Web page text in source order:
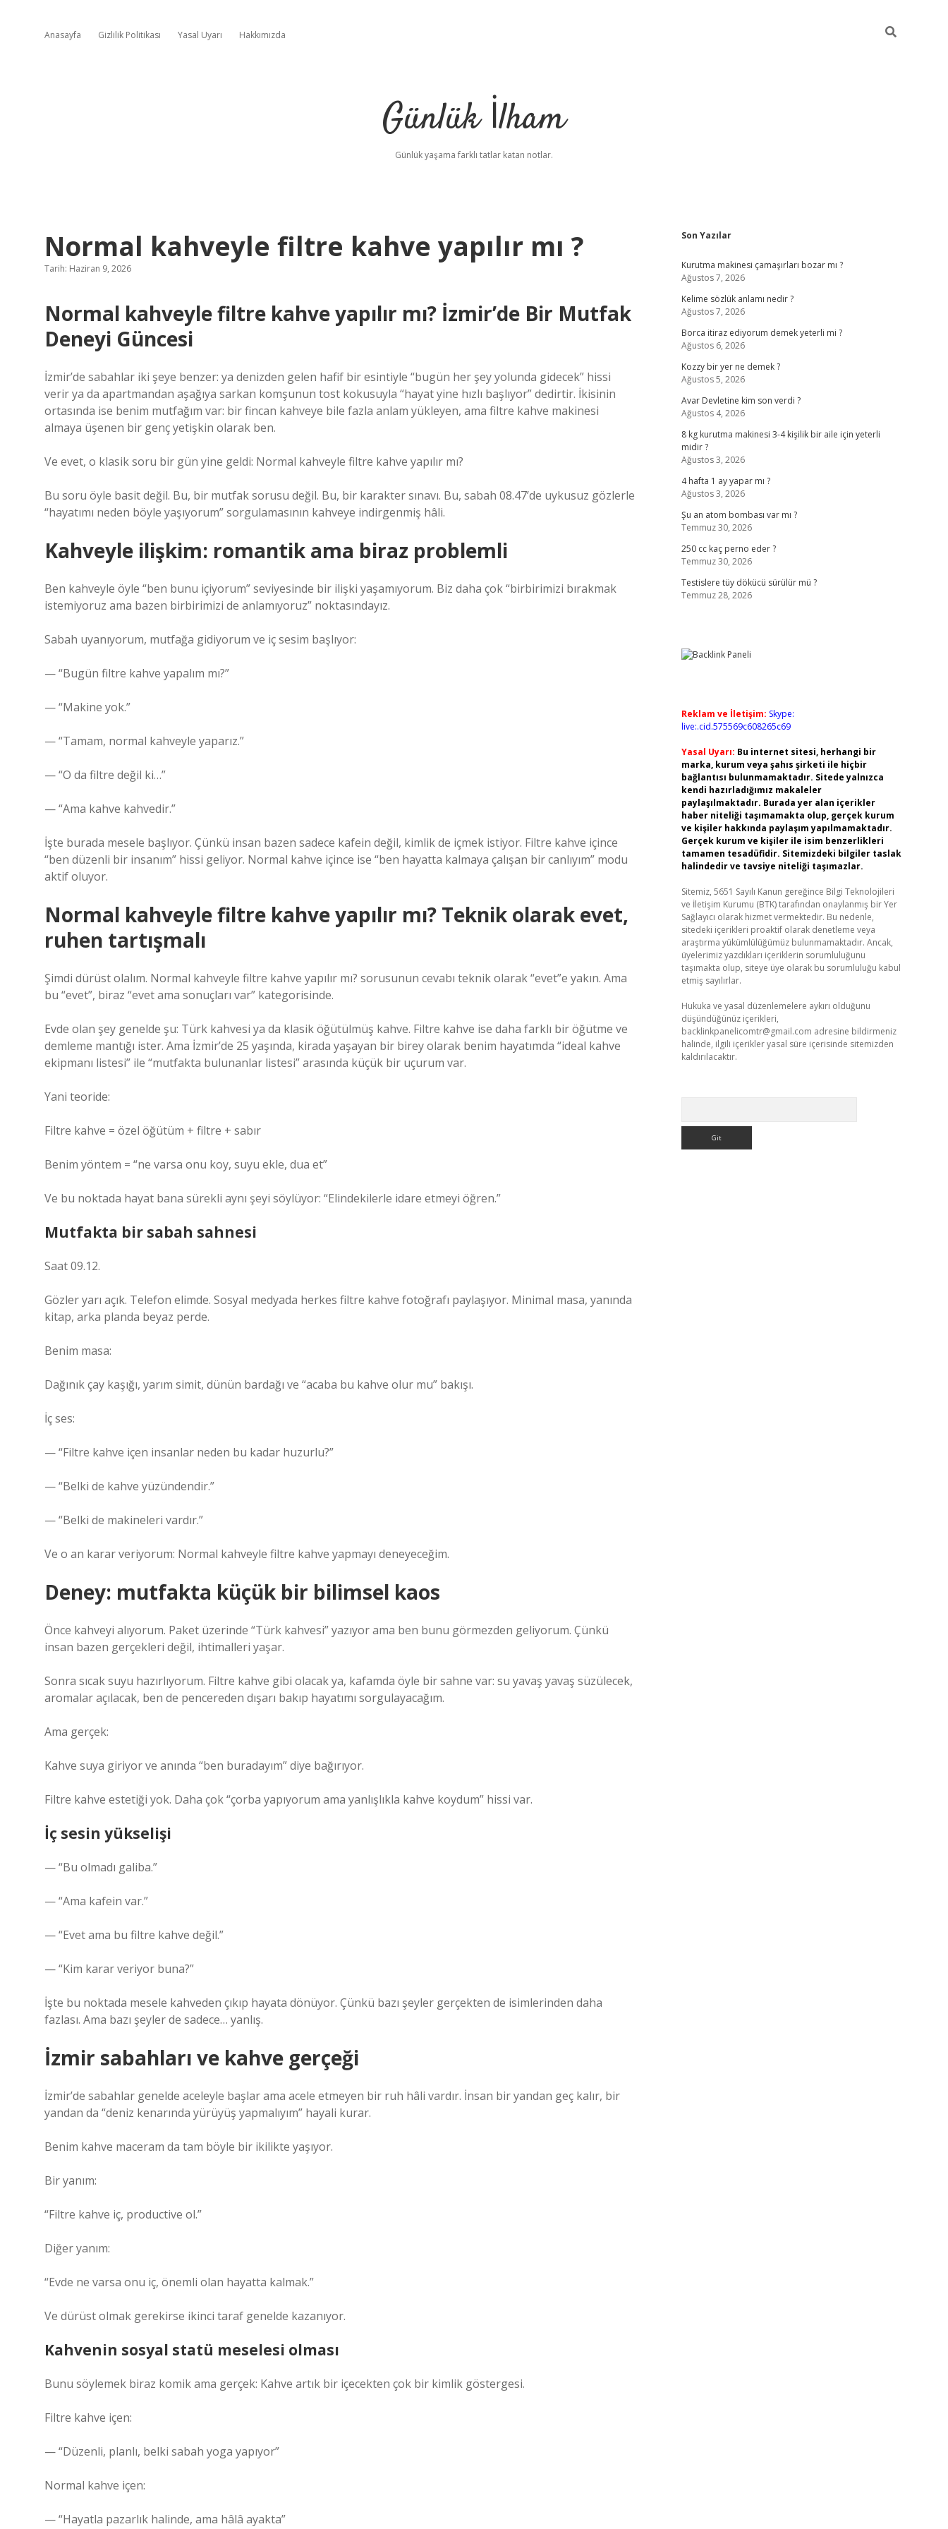
Anasayfa Gizlilik Politikası Yasal Uyarı Hakkımızda
Günlük İlham
Günlük yaşama farklı tatlar katan notlar.
Normal kahveyle filtre kahve yapılır mı ?
Tarih: Haziran 9, 2026
Normal kahveyle filtre kahve yapılır mı? İzmir’de Bir Mutfak
Deneyi Güncesi
İzmir’de sabahlar iki şeye benzer: ya denizden gelen hafif bir esintiyle “bugün her şey yolunda gidecek” hissi
verir ya da apartmandan aşağıya sarkan komşunun tost kokusuyla “hayat yine hızlı başlıyor” dedirtir. İkisinin
ortasında ise benim mutfağım var: bir fincan kahveye bile fazla anlam yükleyen, ama filtre kahve makinesi
almaya üşenen bir genç yetişkin olarak ben.
Ve evet, o klasik soru bir gün yine geldi: Normal kahveyle filtre kahve yapılır mı?
Bu soru öyle basit değil. Bu, bir mutfak sorusu değil. Bu, bir karakter sınavı. Bu, sabah 08.47’de uykusuz gözlerle
“hayatımı neden böyle yaşıyorum” sorgulamasının kahveye indirgenmiş hâli.
Kahveyle ilişkim: romantik ama biraz problemli
Ben kahveyle öyle “ben bunu içiyorum” seviyesinde bir ilişki yaşamıyorum. Biz daha çok “birbirimizi bırakmak
istemiyoruz ama bazen birbirimizi de anlamıyoruz” noktasındayız.
Sabah uyanıyorum, mutfağa gidiyorum ve iç sesim başlıyor:
— “Bugün filtre kahve yapalım mı?”
— “Makine yok.”
— “Tamam, normal kahveyle yaparız.”
— “O da filtre değil ki…”
— “Ama kahve kahvedir.”
İşte burada mesele başlıyor. Çünkü insan bazen sadece kafein değil, kimlik de içmek istiyor. Filtre kahve içince
“ben düzenli bir insanım” hissi geliyor. Normal kahve içince ise “ben hayatta kalmaya çalışan bir canlıyım” modu
aktif oluyor.
Normal kahveyle filtre kahve yapılır mı? Teknik olarak evet,
ruhen tartışmalı
Şimdi dürüst olalım. Normal kahveyle filtre kahve yapılır mı? sorusunun cevabı teknik olarak “evet”e yakın. Ama
bu “evet”, biraz “evet ama sonuçları var” kategorisinde.
Evde olan şey genelde şu: Türk kahvesi ya da klasik öğütülmüş kahve. Filtre kahve ise daha farklı bir öğütme ve
demleme mantığı ister. Ama İzmir’de 25 yaşında, kirada yaşayan bir birey olarak benim hayatımda “ideal kahve
ekipmanı listesi” ile “mutfakta bulunanlar listesi” arasında küçük bir uçurum var.
Yani teoride:
Filtre kahve = özel öğütüm + filtre + sabır
Benim yöntem = “ne varsa onu koy, suyu ekle, dua et”
Ve bu noktada hayat bana sürekli aynı şeyi söylüyor: “Elindekilerle idare etmeyi öğren.”
Mutfakta bir sabah sahnesi
Saat 09.12.
Gözler yarı açık. Telefon elimde. Sosyal medyada herkes filtre kahve fotoğrafı paylaşıyor. Minimal masa, yanında
kitap, arka planda beyaz perde.
Benim masa:
Dağınık çay kaşığı, yarım simit, dünün bardağı ve “acaba bu kahve olur mu” bakışı.
İç ses:
— “Filtre kahve içen insanlar neden bu kadar huzurlu?”
— “Belki de kahve yüzündendir.”
— “Belki de makineleri vardır.”
Ve o an karar veriyorum: Normal kahveyle filtre kahve yapmayı deneyeceğim.
Deney: mutfakta küçük bir bilimsel kaos
Önce kahveyi alıyorum. Paket üzerinde “Türk kahvesi” yazıyor ama ben bunu görmezden geliyorum. Çünkü
insan bazen gerçekleri değil, ihtimalleri yaşar.
Sonra sıcak suyu hazırlıyorum. Filtre kahve gibi olacak ya, kafamda öyle bir sahne var: su yavaş yavaş süzülecek,
aromalar açılacak, ben de pencereden dışarı bakıp hayatımı sorgulayacağım.
Ama gerçek:
Kahve suya giriyor ve anında “ben buradayım” diye bağırıyor.
Filtre kahve estetiği yok. Daha çok “çorba yapıyorum ama yanlışlıkla kahve koydum” hissi var.
İç sesin yükselişi
— “Bu olmadı galiba.”
— “Ama kafein var.”
— “Evet ama bu filtre kahve değil.”
— “Kim karar veriyor buna?”
İşte bu noktada mesele kahveden çıkıp hayata dönüyor. Çünkü bazı şeyler gerçekten de isimlerinden daha
fazlası. Ama bazı şeyler de sadece… yanlış.
İzmir sabahları ve kahve gerçeği
İzmir’de sabahlar genelde aceleyle başlar ama acele etmeyen bir ruh hâli vardır. İnsan bir yandan geç kalır, bir
yandan da “deniz kenarında yürüyüş yapmalıyım” hayali kurar.
Benim kahve maceram da tam böyle bir ikilikte yaşıyor.
Bir yanım:
“Filtre kahve iç, productive ol.”
Diğer yanım:
“Evde ne varsa onu iç, önemli olan hayatta kalmak.”
Ve dürüst olmak gerekirse ikinci taraf genelde kazanıyor.
Kahvenin sosyal statü meselesi olması
Bunu söylemek biraz komik ama gerçek: Kahve artık bir içecekten çok bir kimlik göstergesi.
Filtre kahve içen:
— “Düzenli, planlı, belki sabah yoga yapıyor”
Normal kahve içen:
— “Hayatla pazarlık halinde, ama hâlâ ayakta”
Sidebar
Son Yazılar
Kurutma makinesi çamaşırları bozar mı ?
Ağustos 7, 2026
Kelime sözlük anlamı nedir ?
Ağustos 7, 2026
Borca itiraz ediyorum demek yeterli mi ?
Ağustos 6, 2026
Kozzy bir yer ne demek ?
Ağustos 5, 2026
Avar Devletine kim son verdi ?
Ağustos 4, 2026
8 kg kurutma makinesi 3-4 kişilik bir aile için yeterli
midir ?
Ağustos 3, 2026
4 hafta 1 ay yapar mı ?
Ağustos 3, 2026
Şu an atom bombası var mı ?
Temmuz 30, 2026
250 cc kaç perno eder ?
Temmuz 30, 2026
Testislere tüy dökücü sürülür mü ?
Temmuz 28, 2026
Reklam ve İletişim: Skype:
live:.cid.575569c608265c69
Yasal Uyarı: Bu internet sitesi, herhangi bir
marka, kurum veya şahıs şirketi ile hiçbir
bağlantısı bulunmamaktadır. Sitede yalnızca
kendi hazırladığımız makaleler
paylaşılmaktadır. Burada yer alan içerikler
haber niteliği taşımamakta olup, gerçek kurum
ve kişiler hakkında paylaşım yapılmamaktadır.
Gerçek kurum ve kişiler ile isim benzerlikleri
tamamen tesadüfidir. Sitemizdeki bilgiler taslak
halindedir ve tavsiye niteliği taşımazlar.
Sitemiz, 5651 Sayılı Kanun gereğince Bilgi Teknolojileri
ve İletişim Kurumu (BTK) tarafından onaylanmış bir Yer
Sağlayıcı olarak hizmet vermektedir. Bu nedenle,
sitedeki içerikleri proaktif olarak denetleme veya
araştırma yükümlülüğümüz bulunmamaktadır. Ancak,
üyelerimiz yazdıkları içeriklerin sorumluluğunu
taşımakta olup, siteye üye olarak bu sorumluluğu kabul
etmiş sayılırlar.
Hukuka ve yasal düzenlemelere aykırı olduğunu
düşündüğünüz içerikleri,
backlinkpanelicomtr@gmail.com adresine bildirmeniz
halinde, ilgili içerikler yasal süre içerisinde sitemizden
kaldırılacaktır.